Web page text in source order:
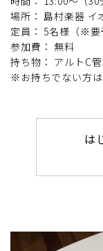
場所： 島村楽器 イ
定員： 5名様（※要
参加費： 無料
持ち物： アルトC
※お持ちでない方
は